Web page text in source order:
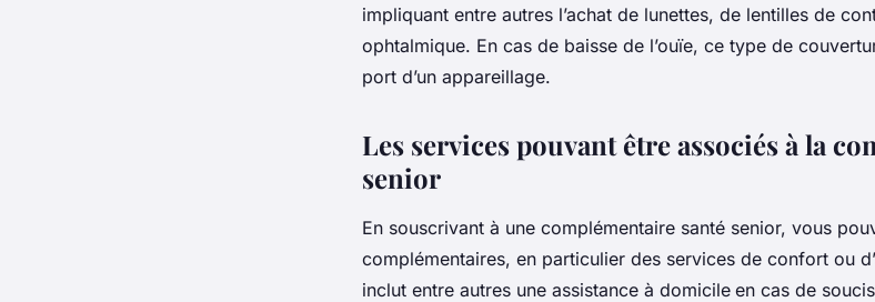
impliquant entre autres l’achat de lunettes, de lentilles de
ophtalmique. En cas de baisse de l’ouïe, ce type de
port d’un appareillage.
Les services pouvant être associés à la
senior
En souscrivant à une complémentaire santé senior, vous
complémentaires, en particulier des services de confort ou
inclut entre autres une assistance à domicile en cas de